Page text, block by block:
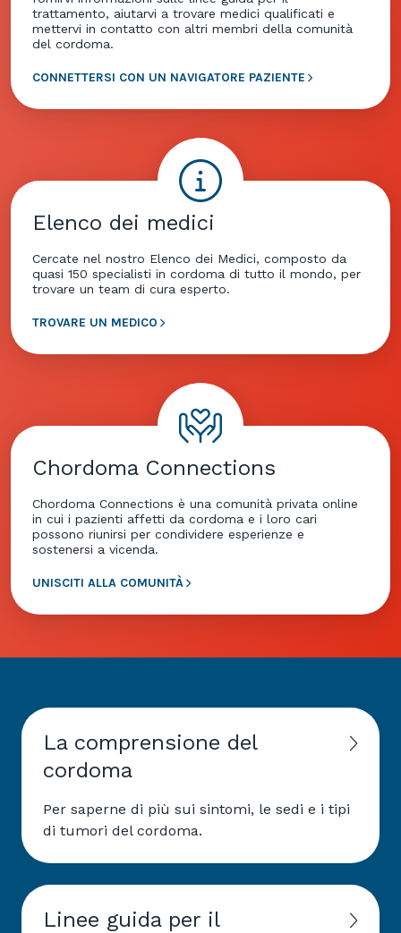
trattamento, aiutarvi a trovare medici qualificati e
mettervi in contatto con altri membri della comunità
del cordoma.
CONNETTERSI CON UN NAVIGATORE PAZIENTE
Elenco dei medici
Cercate nel nostro Elenco dei Medici, composto da
quasi 150 specialisti in cordoma di tutto il mondo, per
trovare un team di cura esperto.
TROVARE UN MEDICO
Chordoma Connections
Chordoma Connections è una comunità privata online
in cui i pazienti affetti da cordoma e i loro cari
possono riunirsi per condividere esperienze e
sostenersi a vicenda.
UNISCITI ALLA COMUNITÀ
La comprensione del
cordoma
Per saperne di più sui sintomi, le sedi e i tipi
di tumori del cordoma.
Linee guida per il